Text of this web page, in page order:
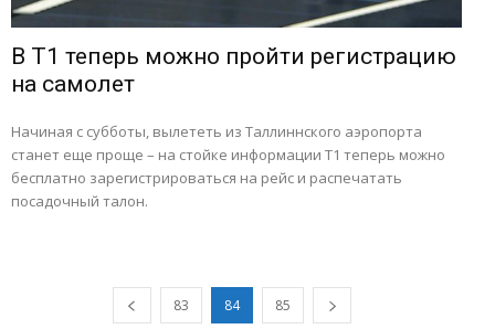
В Т1 теперь можно пройти регистрацию
на самолет
Начиная с субботы, вылететь из Таллиннского аэропорта
станет еще проще – на стойке информации Т1 теперь можно
бесплатно зарегистрироваться на рейс и распечатать
посадочный талон.
83 84 85